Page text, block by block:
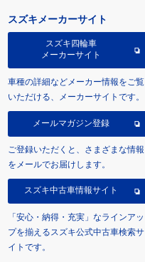
スズキメーカーサイト
スズキ四輪車
メーカーサイト
車種の詳細などメーカー情報をご覧
いただける、メーカーサイトです。
メールマガジン登録
ご登録いただくと、さまざまな情報
をメールでお届けします。
スズキ中古車情報サイト
「安心・納得・充実」なラインアッ
プを揃えるスズキ公式中古車検索サ
イトです。